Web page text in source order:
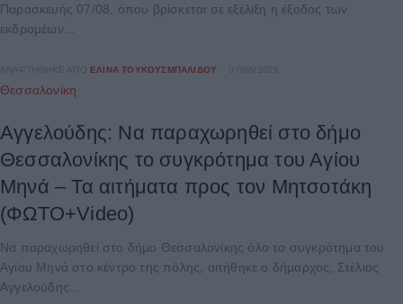
Παρασκευής 07/08, όπου βρίσκεται σε εξέλιξη η έξοδος των
εκδρομέων...
ΑΝΑΡΤΉΘΗΚΕ ΑΠΌ ΕΛΊΝΑ ΤΟΥΚΟΥΣΜΠΑΛΊΔΟΥ
Θεσσαλονίκη
Αγγελούδης: Να παραχωρηθεί στο δήμο
Θεσσαλονίκης το συγκρότημα του Αγίου
Μηνά – Τα αιτήματα προς τον Μητσοτάκη
(ΦΩΤΟ+Video)
Να παραχωρηθεί στο δήμο Θεσσαλονίκης όλο το συγκρότημα του
Αγίου Μηνά στο κέντρο της πόλης, αιτήθηκε ο δήμαρχος, Στέλιος
Αγγελούδης...